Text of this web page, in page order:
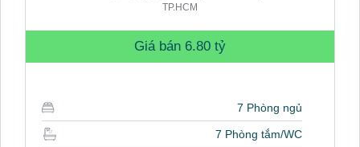
TP.HCM
Giá bán 6.80 tỷ
7 Phòng ngủ
7 Phòng tắm/WC